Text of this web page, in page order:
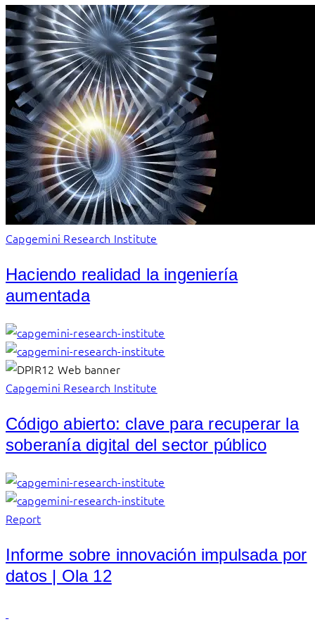
Capgemini Research Institute
Haciendo realidad la ingeniería
aumentada
Capgemini Research Institute
Código abierto: clave para recuperar la
soberanía digital del sector público
Report
Informe sobre innovación impulsada por
datos | Ola 12